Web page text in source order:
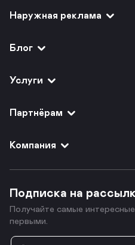
Наружная реклама
Блог
Услуги
Партнёрам
Компания
Подписка на
Получайте самые
первыми.